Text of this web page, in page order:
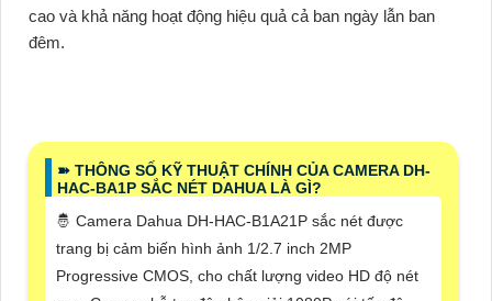
cao và khả năng hoạt động hiệu quả cả ban ngày lẫn ban
đêm.
➽ THÔNG SỐ KỸ THUẬT CHÍNH CỦA CAMERA DH-
HAC-BA1P SẮC NÉT DAHUA LÀ GÌ?
🤴 Camera Dahua DH-HAC-B1A21P sắc nét được
trang bị cảm biến hình ảnh 1/2.7 inch 2MP
Progressive CMOS, cho chất lượng video HD độ nét